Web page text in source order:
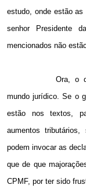
estudo, onde estão
senhor Presidente
mencionados não
Ora, o
mundo jurídico. Se o
estão nos textos,
aumentos
podem invocar as
que de que
CPMF, por ter sido